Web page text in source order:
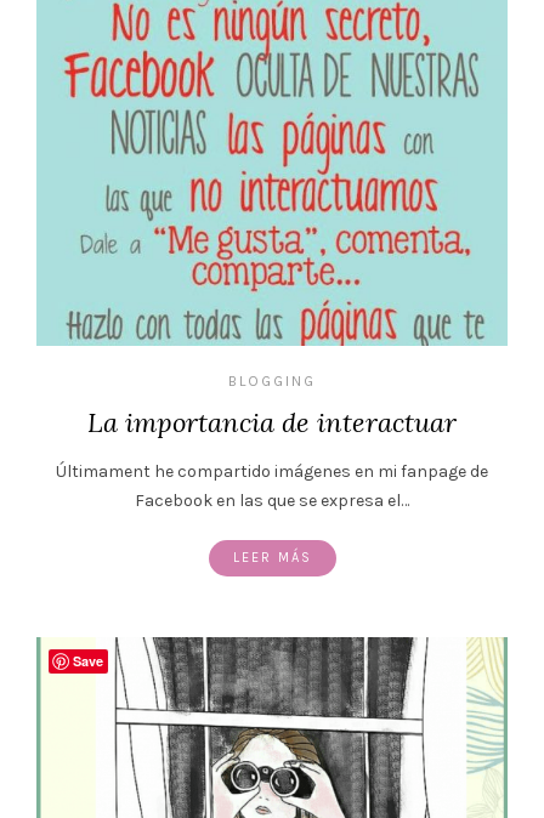
BLOGGING
La importancia de interactuar
Últimament he compartido imágenes en mi fanpage de
Facebook en las que se expresa el…
LEER MÁS
Save